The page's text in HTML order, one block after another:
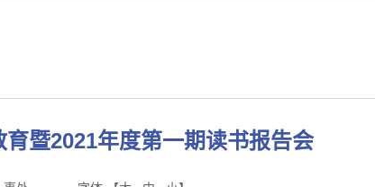
暨2021年度第一期读书报告会